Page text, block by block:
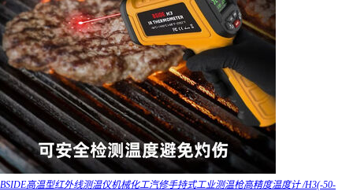
BSIDE高温型红外线测温仪机械化工汽修手持式工业测温枪高精度温度计 /H3(-50-